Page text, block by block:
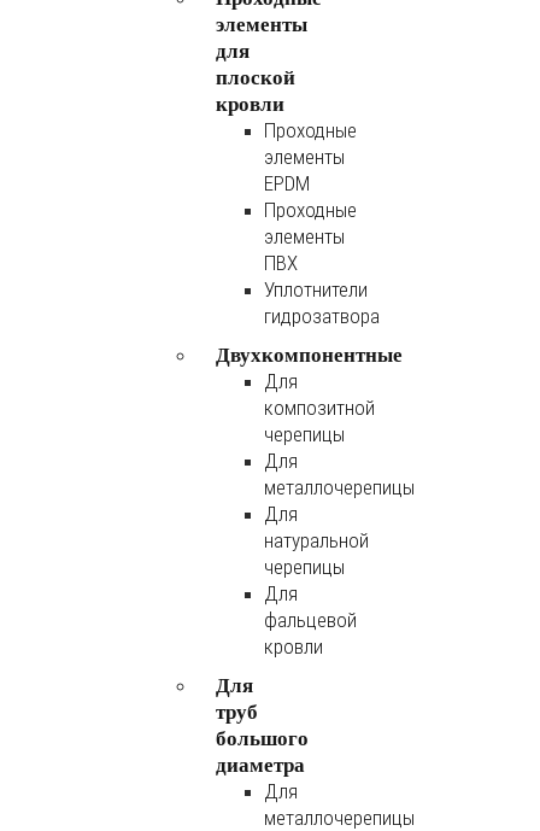
элементы
для
плоской
кровли
Проходные
элементы
EPDM
Проходные
элементы
ПВХ
Уплотнители
гидрозатвора
Двухкомпонентные
Для
композитной
черепицы
Для
металлочерепицы
Для
натуральной
черепицы
Для
фальцевой
кровли
Для
труб
большого
диаметра
Для
металлочерепицы